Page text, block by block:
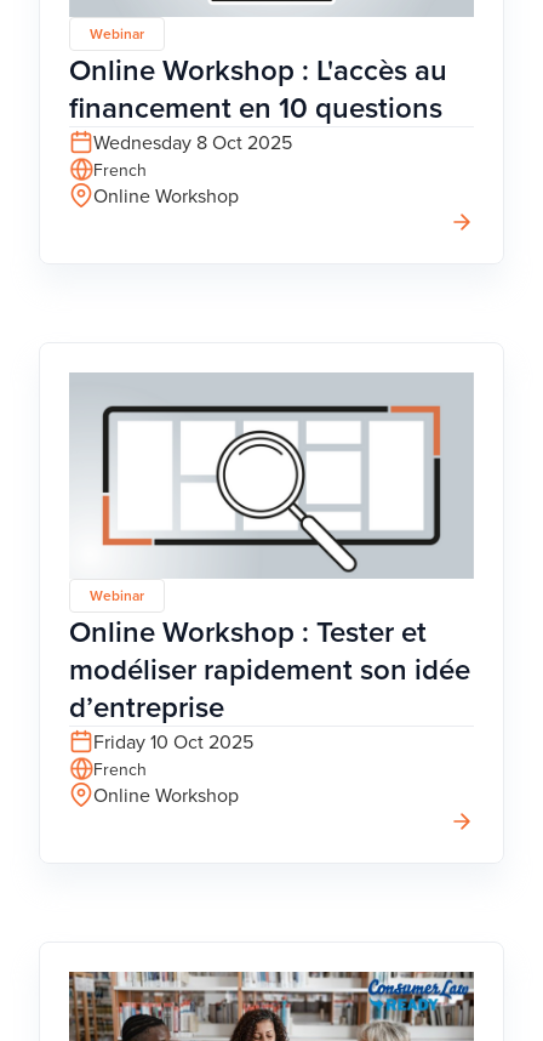
Webinar
Online Workshop : L'accès au
financement en 10 questions
Wednesday 8 Oct 2025
French
Online Workshop
Webinar
Online Workshop : Tester et
modéliser rapidement son idée
d’entreprise
Friday 10 Oct 2025
French
Online Workshop